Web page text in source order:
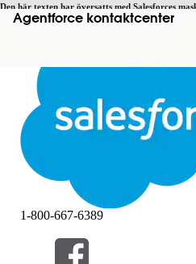
Den här texten har översatts med Salesforces
. Byt till engelska Inte nu
StängStäng
Agentforce kontaktcenter
Filter (0)
1-800-667-6389